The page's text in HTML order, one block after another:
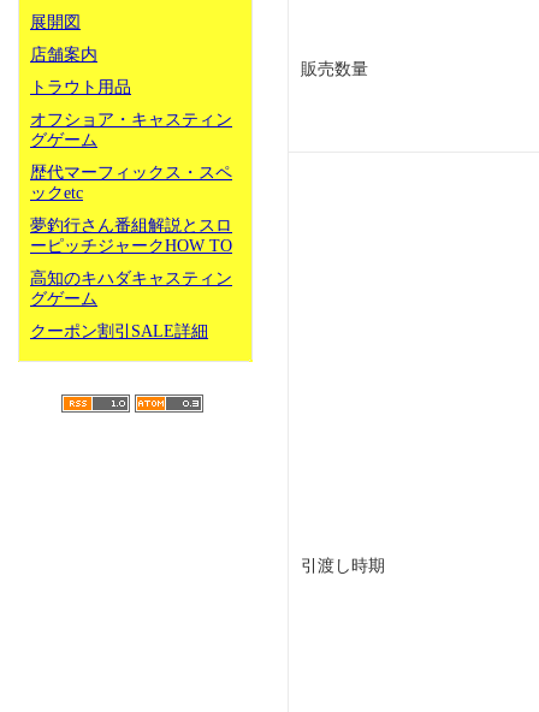
展開図
店舗案内
トラウト用品
オフショア・キャスティン
グゲーム
歴代マーフィックス・スペ
ックetc
夢釣行さん番組解説とスロ
ーピッチジャークHOW TO
高知のキハダキャスティン
グゲーム
クーポン割引SALE詳細
販売数量
引渡し時期